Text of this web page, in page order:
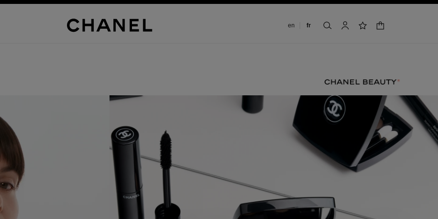
en fr
recherchermon compteliste de souhaits
panier